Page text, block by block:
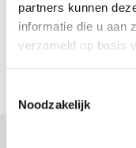
partners kunnen
informatie die u aan
verzameld op basis
Noodzakelijk
Hoe word ik